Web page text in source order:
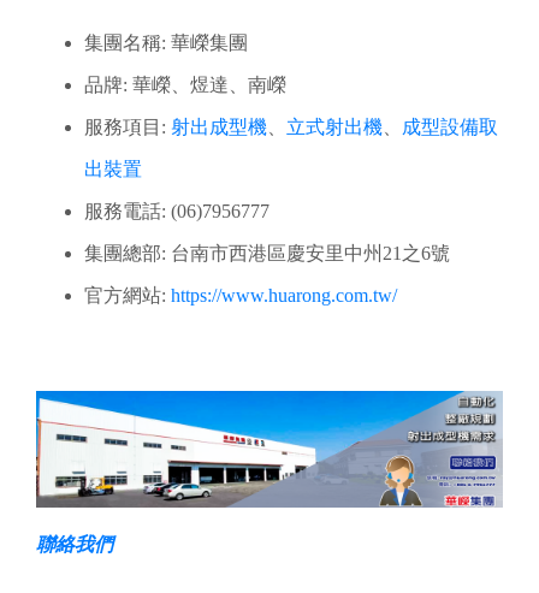
集團名稱: 華嶸集團
品牌: 華嶸、煜達、南嶸
服務項目: 射出成型機 立式射出機 成型設備取
出裝置
服務電話: (06)7956777
集團總部: 台南市西港區慶安里中州21之6號
官方網站: https://www.huarong.com.tw/
聯絡我們